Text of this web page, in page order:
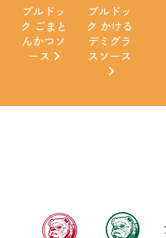
ブルドッ
ク ごまと
んかつソ
ース
ブルドッ
ク かける
デミグラ
スソース